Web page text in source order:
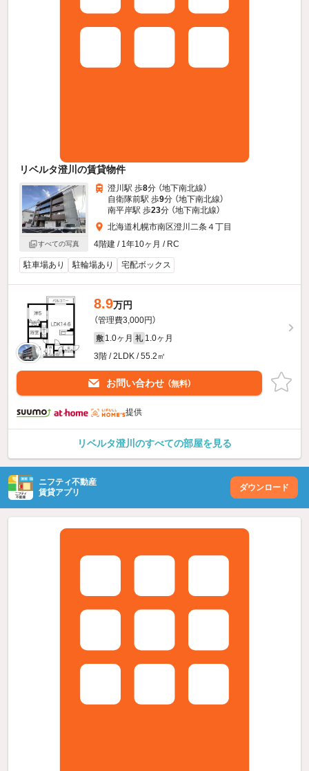
リベルタ澄川の賃貸物件
すべての写真
澄川駅 歩8分 （地下南北線）
自衛隊前駅 歩9分 （地下南北線）
南平岸駅 歩23分 （地下南北線）
北海道札幌市南区澄川二条４丁目
4階建 / 1年10ヶ月 / RC
駐車場あり 駐輪場あり 宅配ボックス
8.9万円
（管理費3,000円）
敷 1.0ヶ月 礼 1.0ヶ月
3階 / 2LDK / 55.2㎡
お問い合わせ （無料）
提供
リベルタ澄川のすべての部屋を見る
ニフティ不動産
賃貸アプリ
ダウンロード